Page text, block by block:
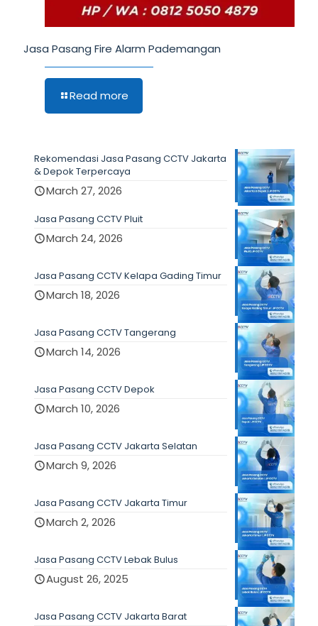
Jasa Pasang Fire Alarm Pademangan
Read more
Rekomendasi Jasa Pasang CCTV Jakarta
& Depok Terpercaya
March 27, 2026
Jasa Pasang CCTV Pluit
March 24, 2026
Jasa Pasang CCTV Kelapa Gading Timur
March 18, 2026
Jasa Pasang CCTV Tangerang
March 14, 2026
Jasa Pasang CCTV Depok
March 10, 2026
Jasa Pasang CCTV Jakarta Selatan
March 9, 2026
Jasa Pasang CCTV Jakarta Timur
March 2, 2026
Jasa Pasang CCTV Lebak Bulus
August 26, 2025
Jasa Pasang CCTV Jakarta Barat